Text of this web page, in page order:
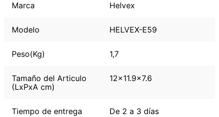
Marca Helvex
Modelo HELVEX-E59
Peso(Kg) 1,7
Tamaño del Articulo
(LxPxA cm)
12x11.9x7.6
Tiempo de entrega De 2 a 3 días